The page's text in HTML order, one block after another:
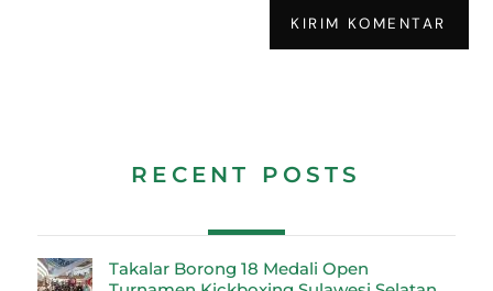
RECENT POSTS
Takalar Borong 18 Medali Open